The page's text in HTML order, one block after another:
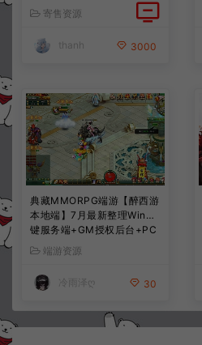
寄售资源
thanh 3000
典藏MMORPG端游【醉西游
本地端】7月最新整理Win一
键服务端+GM授权后台+PC
客户端+详细搭建教程
端游资源
冷雨泽ღ 30